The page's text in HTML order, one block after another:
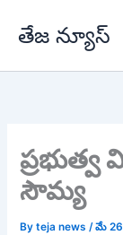
తేజ న్యూస్
సౌమ్య
Byteja news/మే